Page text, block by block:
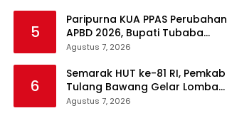
5
Paripurna KUA PPAS Perubahan
APBD 2026, Bupati Tubaba
Targetkan Pendapatan Daerah
Agustus 7, 2026
6
Semarak HUT ke-81 RI, Pemkab
Tulang Bawang Gelar Lomba
Senam Udang Manis
Agustus 7, 2026